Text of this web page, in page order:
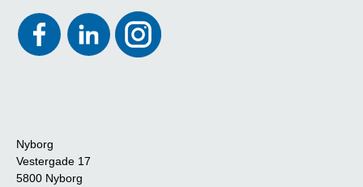
Nyborg
Vestergade 17
5800 Nyborg